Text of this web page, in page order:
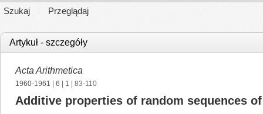
Szukaj Przeglądaj
Artykuł - szczegóły
Acta Arithmetica
1960-1961 6 1 | 83-110
Additive properties of random sequences